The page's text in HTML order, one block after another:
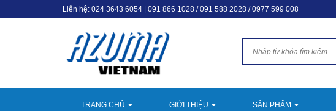
Liên hệ: 024 3643 6054 091 866 1028 / 091 588 2028 / 0977 599 008
TRANG CHỦ GIỚI THIỆU SẢN PHẨM